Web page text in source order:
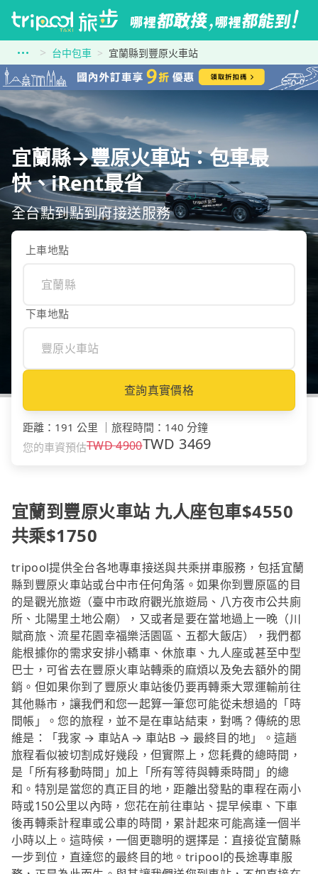
台中包車 宜蘭縣到豐原火車站
宜蘭縣→豐原火車站：包車最
快、iRent最省
全台點到點到府接送服務
上車地點
下車地點
查詢真實價格
距離 ： 191 公里 旅程時間 ： 140 分鐘
您的車資預估TWD4900TWD 3469
宜蘭到豐原火車站 九人座包車$4550
共乘$1750
tripool提供全台各地專車接送與共乘拼車服務，包括宜蘭
縣到豐原火車站或台中市任何角落。如果你到豐原區的目
的是觀光旅遊（臺中市政府觀光旅遊局、八方夜市公共廁
所、北陽里土地公廟），又或者是要在當地過上一晚（川
賦商旅、流星花園幸福樂活園區、五都大飯店），我們都
能根據你的需求安排小轎車、休旅車、九人座或甚至中型
巴士，可省去在豐原火車站轉乘的麻煩以及免去額外的開
銷。但如果你到了豐原火車站後仍要再轉乘大眾運輸前往
其他縣市，讓我們和您一起算一筆您可能從未想過的「時
間帳」。您的旅程，並不是在車站結束，對嗎？傳統的思
維是：「我家 → 車站A → 車站B → 最終目的地」。這趟
旅程看似被切割成好幾段，但實際上，您耗費的總時間，
是「所有移動時間」加上「所有等待與轉乘時間」的總
和。特別是當您的真正目的地，距離出發點的車程在兩小
時或150公里以內時，您花在前往車站、提早候車、下車
後再轉乘計程車或公車的時間，累計起來可能高達一個半
小時以上。這時候，一個更聰明的選擇是：直接從宜蘭縣
一步到位，直達您的最終目的地。tripool的長途專車服